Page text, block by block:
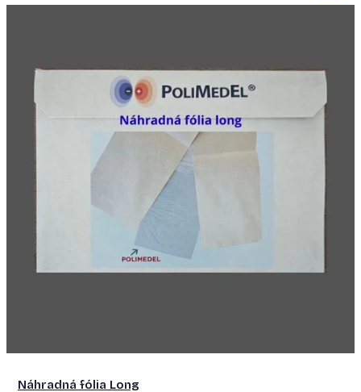
Náhradná fólia Long